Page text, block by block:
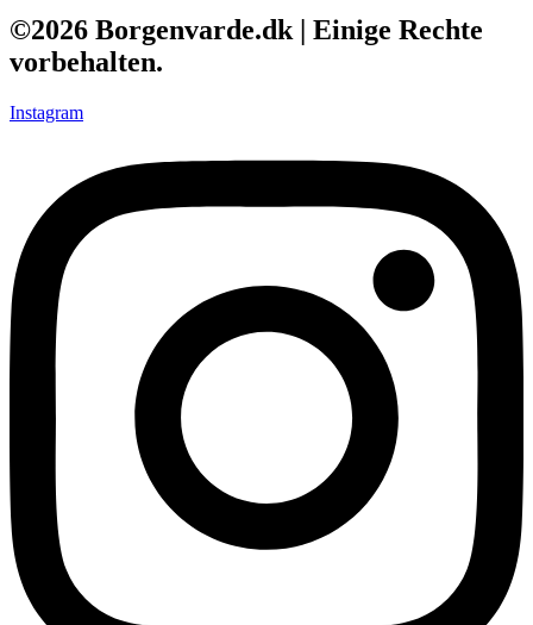
©2026 Borgenvarde.dk | Einige Rechte
vorbehalten.
Instagram